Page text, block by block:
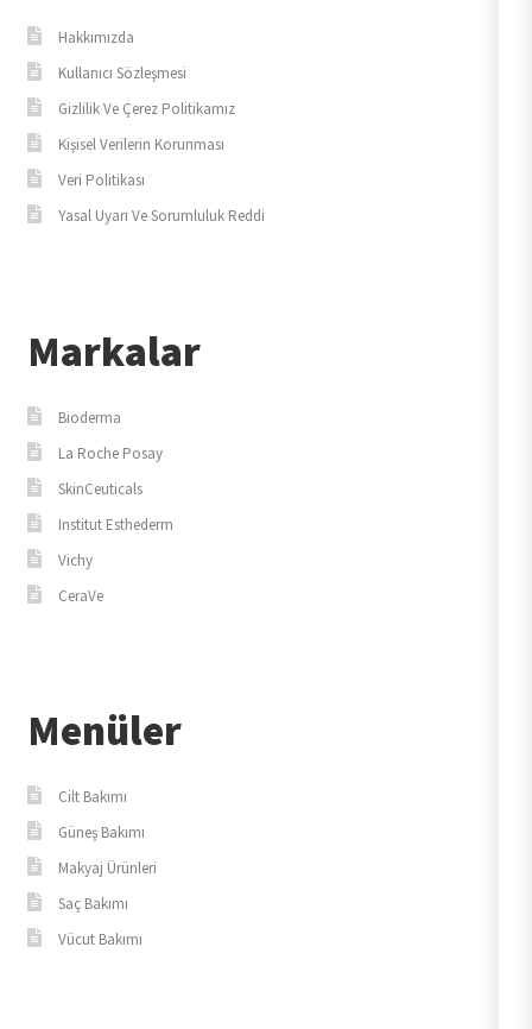
Hakkımızda
Kullanıcı Sözleşmesi
Gizlilik Ve Çerez Politikamız
Kişisel Verilerin Korunması
Veri Politikası
Yasal Uyarı Ve Sorumluluk Reddi
Markalar
Bioderma
La Roche Posay
SkinCeuticals
Institut Esthederm
Vichy
CeraVe
Menüler
Cilt Bakımı
Güneş Bakımı
Makyaj Ürünleri
Saç Bakımı
Vücut Bakımı